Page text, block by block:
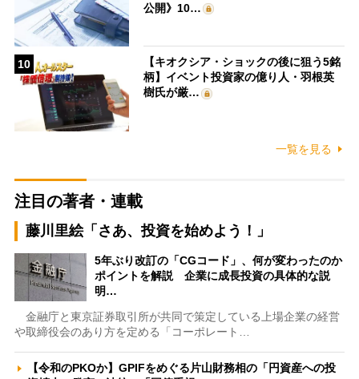
公開》10…
10
【キオクシア・ショックの後に狙う5銘
柄】イベント投資家の億り人・羽根英
樹氏が厳…
一覧を見る
注目の著者・連載
藤川里絵「さあ、投資を始めよう！」
5年ぶり改訂の「CGコード」、何が変わったのか
ポイントを解説 企業に成長投資の具体的な説
明…
金融庁と東京証券取引所が共同で策定している上場企業の経営
や取締役会のあり方を定める「コーポレート…
【令和のPKOか】GPIFをめぐる片山財務相の「円資産への投